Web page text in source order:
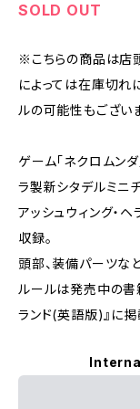
SOLD OUT
※こちらの商品は店
によっては在庫切れ
ルの可能性もござい
ゲーム「ネクロムン
ラ製新シタデルミニ
アッシュウィング・ヘ
収録。
頭部、装備パーツな
ルールは発売中の書
ランド(英語版)』に掲